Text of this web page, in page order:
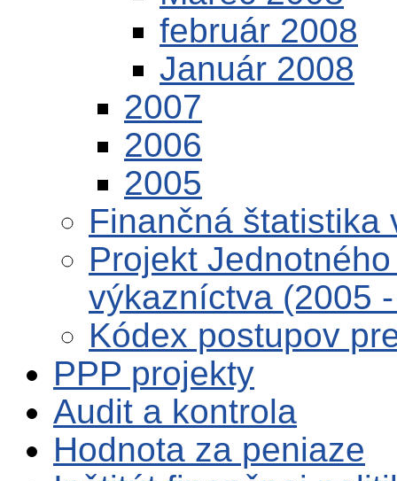
február 2008
Január 2008
2007
2006
2005
Finančná štatistika
Projekt
výkazníctva (2005
Kódex postupov
PPP projekty
Audit a kontrola
Hodnota za peniaze